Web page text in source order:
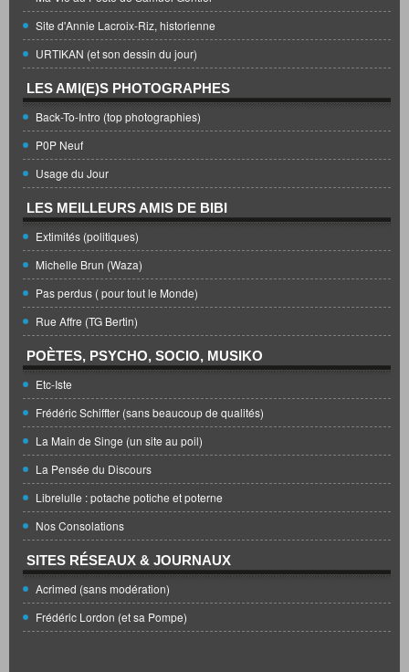
Site d'Annie Lacroix-Riz, historienne
URTIKAN (et son dessin du jour)
LES AMI(E)S PHOTOGRAPHES
Back-To-Intro (top photographies)
P0P Neuf
Usage du Jour
LES MEILLEURS AMIS DE BIBI
Extimités (politiques)
Michelle Brun (Waza)
Pas perdus ( pour tout le Monde)
Rue Affre (TG Bertin)
POÈTES, PSYCHO, SOCIO, MUSIKO
Etc-Iste
Frédéric Schiffter (sans beaucoup de qualités)
La Main de Singe (un site au poil)
La Pensée du Discours
Librelulle : potache potiche et poterne
Nos Consolations
SITES RÉSEAUX & JOURNAUX
Acrimed (sans modération)
Frédéric Lordon (et sa Pompe)